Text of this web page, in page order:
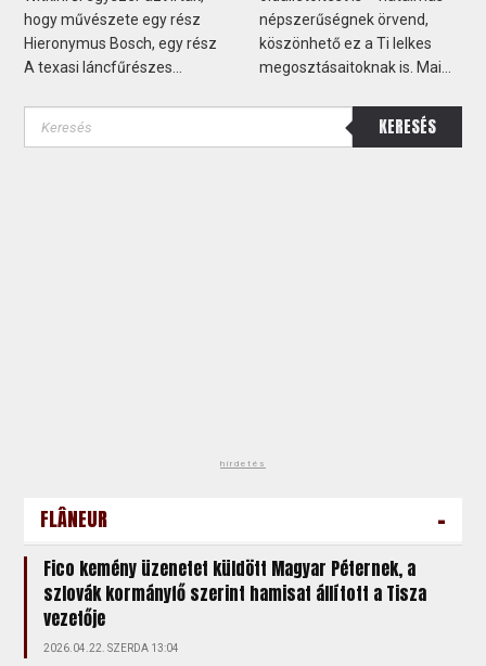
hogy művészete egy rész
Hieronymus Bosch, egy rész
A texasi láncfűrészes...
népszerűségnek örvend,
köszönhető ez a Ti lelkes
megosztásaitoknak is. Mai...
KERESÉS
hirdetés
FLÂNEUR -
Fico kemény üzenetet küldött Magyar Péternek, a
szlovák kormányfő szerint hamisat állított a Tisza
vezetője
2026.04.22. SZERDA 13:04